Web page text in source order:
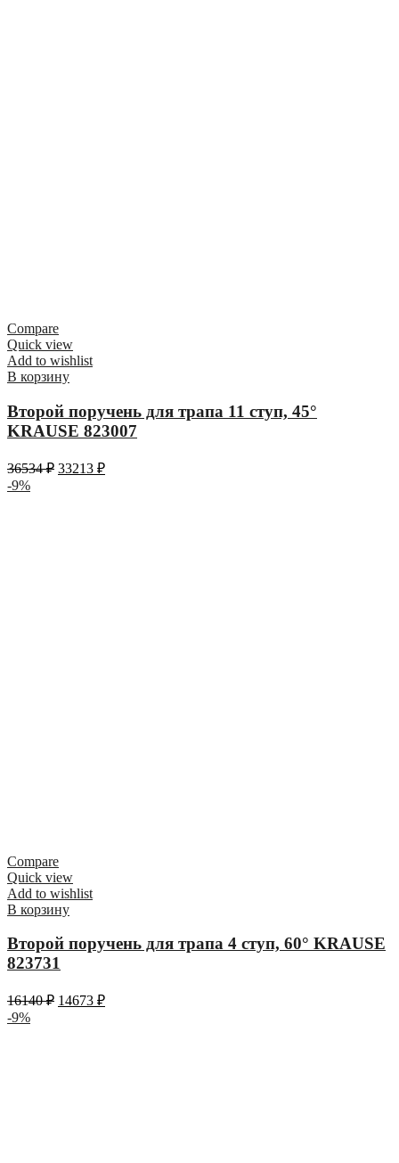
Compare
Quick view
Add to wishlist
В корзину
Второй поручень для трапа 11 ступ, 45°
KRAUSE 823007
36534₽ 33213 ₽
-9%
Compare
Quick view
Add to wishlist
В корзину
Второй поручень для трапа 4 ступ, 60° KRAUSE
823731
16140₽ 14673 ₽
-9%